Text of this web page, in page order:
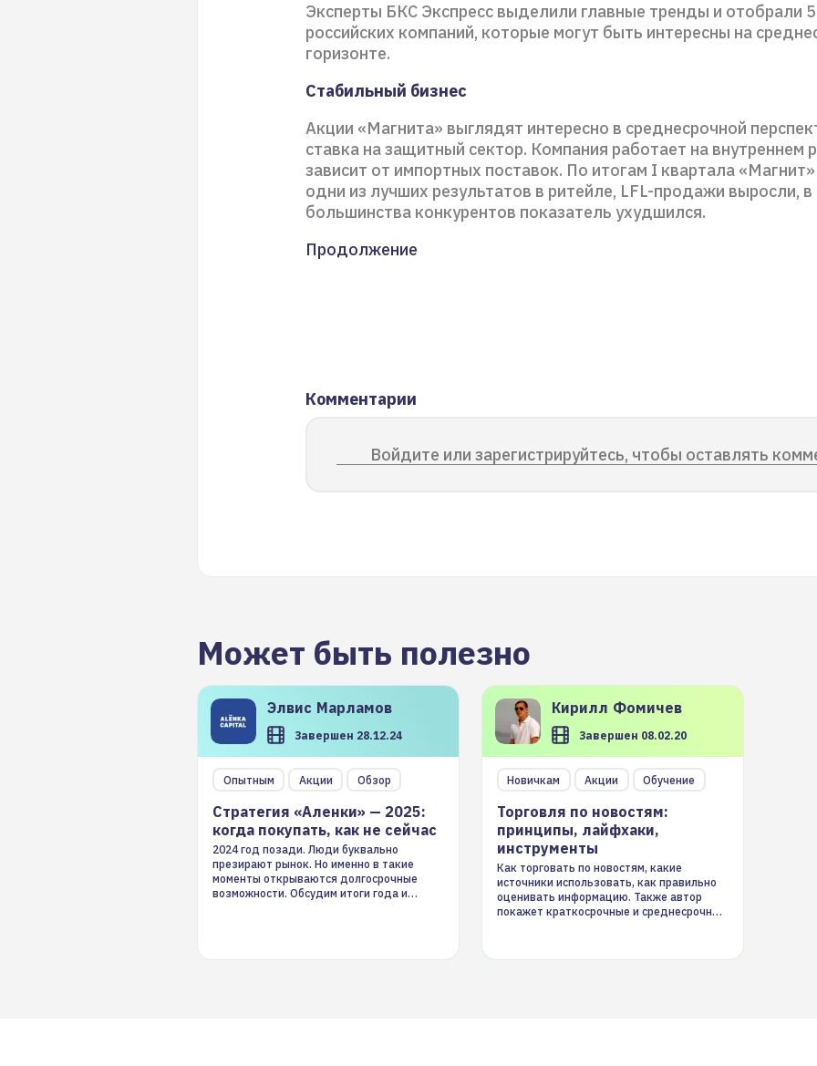
Эксперты БКС Экспресс выделили главные тренды и отобрали
российских компаний, которые могут быть интересны на
горизонте.
Стабильный бизнес
Акции «Магнита» выглядят интересно в среднесрочной
ставка на защитный сектор. Компания работает на внутреннем
зависит от импортных поставок. По итогам I квартала
одни из лучших результатов в ритейле, LFL-продажи выросли, в
большинства конкурентов показатель ухудшился.
Продолжение
Комментарии
Войдите или зарегистрируйтесь, чтобы оставлять
Может быть полезно
Элвис Марламов
Завершен 28.12.24
Опытным Акции Обзор
Стратегия «Аленки» — 2025:
когда покупать, как не сейчас
2024 год позади. Люди буквально
презирают рынок. Но именно в такие
моменты открываются долгосрочные
возможности. Обсудим итоги года и
Кирилл Фомичев
Завершен 08.02.20
Новичкам Акции Обучение
Торговля по новостям:
принципы, лайфхаки,
инструменты
Как торговать по новостям, какие
источники использовать, как правильно
оценивать информацию. Также автор
покажет краткосрочные и среднесрочные